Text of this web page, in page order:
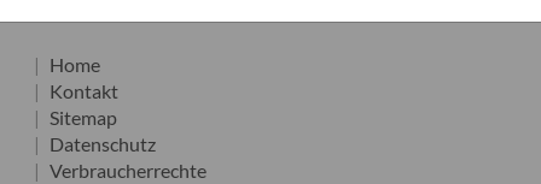
Home
Kontakt
Sitemap
Datenschutz
Verbraucherrechte